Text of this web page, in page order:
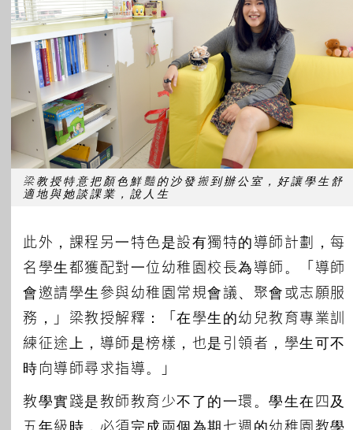
梁教授特意把顏色鮮豔的沙發搬到辦公室，好讓學生舒
適地與她談課業，說人生
此外，課程另一特色是設有獨特的導師計劃，每
名學生都獲配對一位幼稚園校長為導師。「導師
會邀請學生參與幼稚園常規會議、聚會或志願服
務，」梁教授解釋：「在學生的幼兒教育專業訓
練征途上，導師是榜樣，也是引領者，學生可不
時向導師尋求指導。」
教學實踐是教師教育少不了的一環。學生在四及
五年級時，必須完成兩個為期七週的幼稚園教學